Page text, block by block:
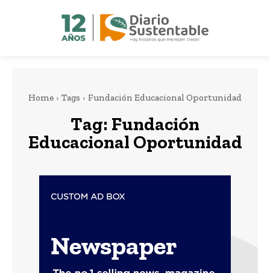
Home Tags Fundación Educacional Oportunidad
Tag: Fundación
Educacional Oportunidad